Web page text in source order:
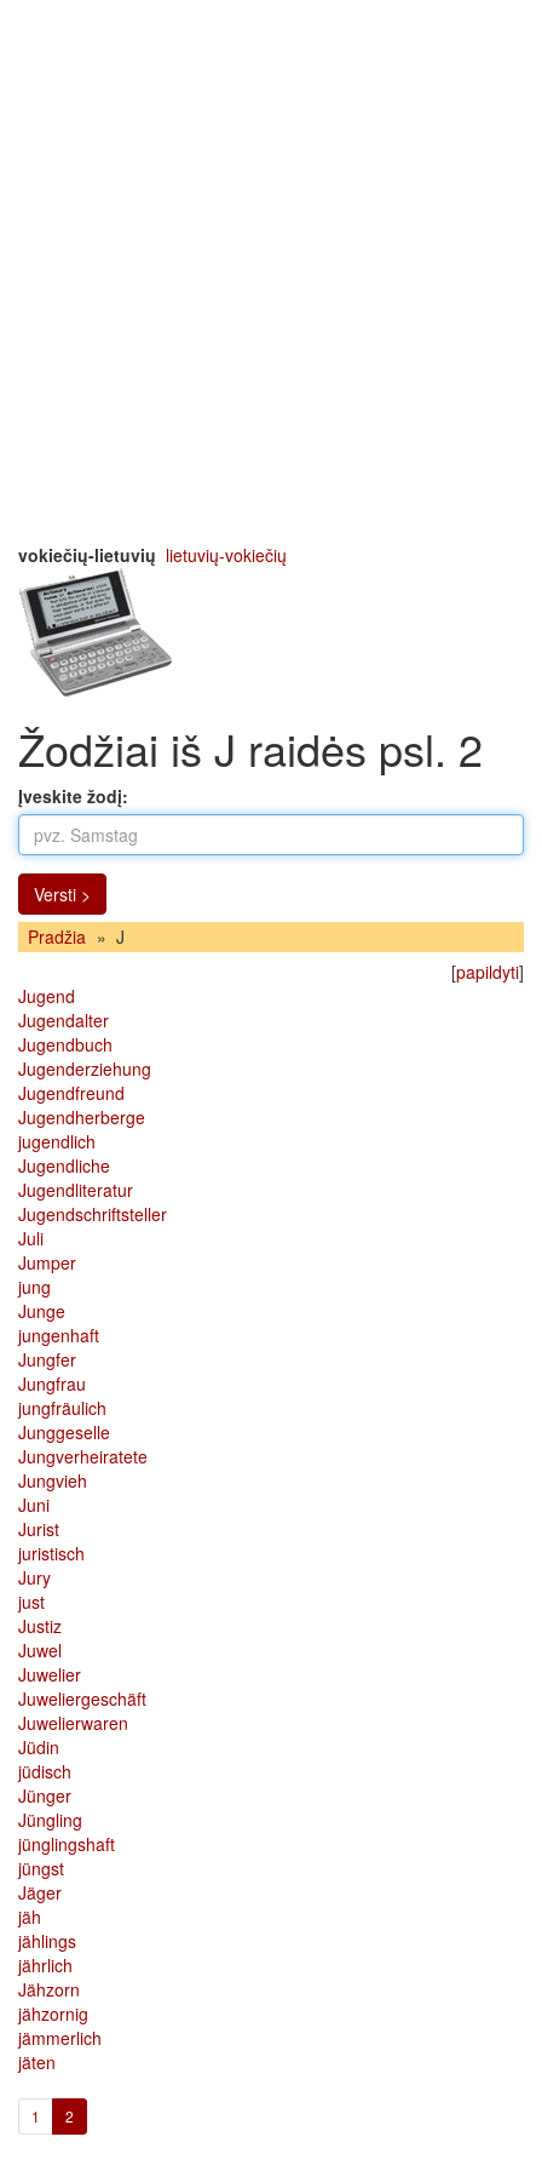
vokiečių-lietuvių lietuvių-vokiečių
Žodžiai iš J raidės psl. 2
Įveskite žodį:
Versti >
Pradžia » J
[papildyti]
Jugend
Jugendalter
Jugendbuch
Jugenderziehung
Jugendfreund
Jugendherberge
jugendlich
Jugendliche
Jugendliteratur
Jugendschriftsteller
Juli
Jumper
jung
Junge
jungenhaft
Jungfer
Jungfrau
jungfräulich
Junggeselle
Jungverheiratete
Jungvieh
Juni
Jurist
juristisch
Jury
just
Justiz
Juwel
Juwelier
Juweliergeschäft
Juwelierwaren
Jüdin
jüdisch
Jünger
Jüngling
jünglingshaft
jüngst
Jäger
jäh
jählings
jährlich
Jähzorn
jähzornig
jämmerlich
jäten
1 2